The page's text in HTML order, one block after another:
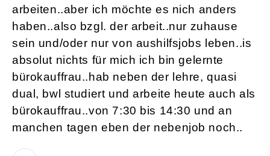
arbeiten..aber ich möchte es nich anders
haben..also bzgl. der arbeit..nur zuhause
sein und/oder nur von aushilfsjobs leben..is
absolut nichts für mich ich bin gelernte
bürokauffrau..hab neben der lehre, quasi
dual, bwl studiert und arbeite heute auch als
bürokauffrau..von 7:30 bis 14:30 und an
manchen tagen eben der nebenjob noch..